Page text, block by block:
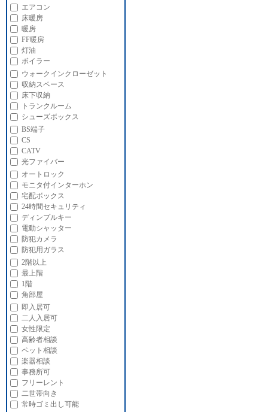
エアコン
床暖房
暖房
FF暖房
灯油
ボイラー
ウォークインクローゼット
収納スペース
床下収納
トランクルーム
シューズボックス
BS端子
CS
CATV
光ファイバー
オートロック
モニタ付インターホン
宅配ボックス
24時間セキュリティ
ディンプルキー
電動シャッター
防犯カメラ
防犯用ガラス
2階以上
最上階
1階
角部屋
即入居可
二人入居可
女性限定
高齢者相談
ペット相談
楽器相談
事務所可
フリーレント
二世帯向き
常時ゴミ出し可能